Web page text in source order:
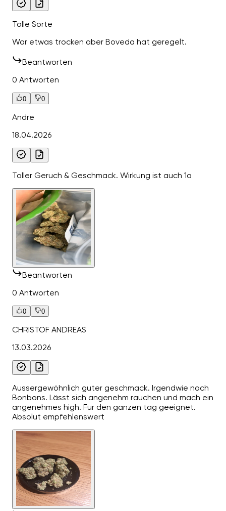
Tolle Sorte
War etwas trocken aber Boveda hat geregelt.
Beantworten
0 Antworten
0 0
Andre
18.04.2026
Toller Geruch & Geschmack. Wirkung ist auch 1a
Beantworten
0 Antworten
0 0
CHRISTOF ANDREAS
13.03.2026
Aussergewöhnlich guter geschmack. Irgendwie nach
Bonbons. Lässt sich angenehm rauchen und mach ein
angenehmes high. Für den ganzen tag geeignet.
Absolut empfehlenswert